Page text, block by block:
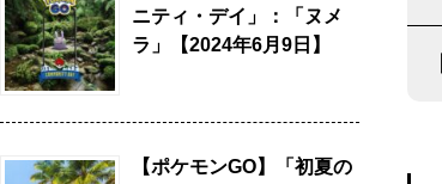
ニティ・デイ」：「ヌメ
ラ」【2024年6月9日】
【ポケモンGO】「初夏の